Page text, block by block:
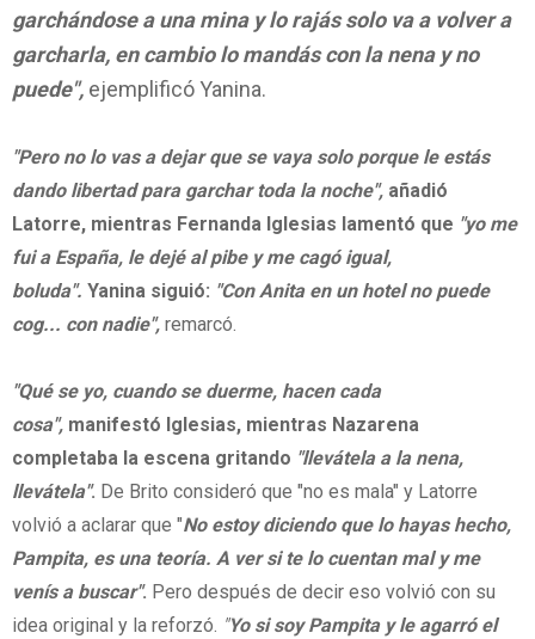
garchándose a una mina y lo rajás solo va a volver a
garcharla, en cambio lo mandás con la nena y no
puede", ejemplificó Yanina.
"Pero no lo vas a dejar que se vaya solo porque le estás
dando libertad para garchar toda la noche", añadió
Latorre, mientras Fernanda Iglesias lamentó que "yo me
fui a España, le dejé al pibe y me cagó igual,
boluda". Yanina siguió: "Con Anita en un hotel no puede
cog... con nadie", remarcó.
"Qué se yo, cuando se duerme, hacen cada
cosa", manifestó Iglesias, mientras Nazarena
completaba la escena gritando "llevátela a la nena,
llevátela". De Brito consideró que "no es mala" y Latorre
volvió a aclarar que "No estoy diciendo que lo hayas hecho,
Pampita, es una teoría. A ver si te lo cuentan mal y me
venís a buscar". Pero después de decir eso volvió con su
idea original y la reforzó. "Yo si soy Pampita y le agarró el